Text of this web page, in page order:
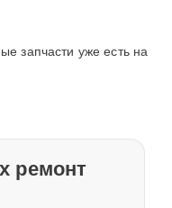
запчасти уже есть на
ремонт